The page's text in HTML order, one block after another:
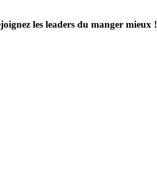
les leaders du manger mieux !